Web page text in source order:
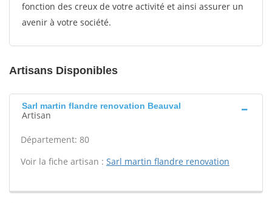
fonction des creux de votre activité et ainsi assurer un
avenir à votre société.
Artisans Disponibles
Sarl martin flandre renovation Beauval
Artisan
Département: 80
Voir la fiche artisan : Sarl martin flandre renovation